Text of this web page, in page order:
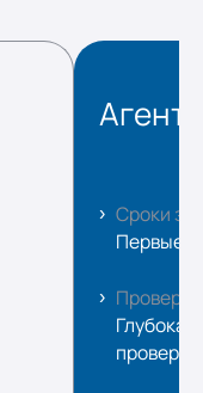
Сроки
Первые
проверки